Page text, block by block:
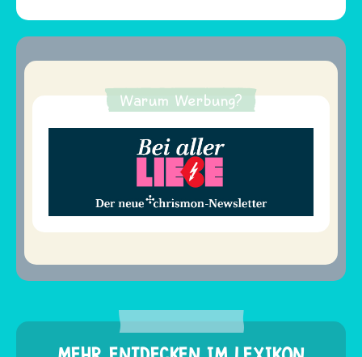
Warum Werbung?